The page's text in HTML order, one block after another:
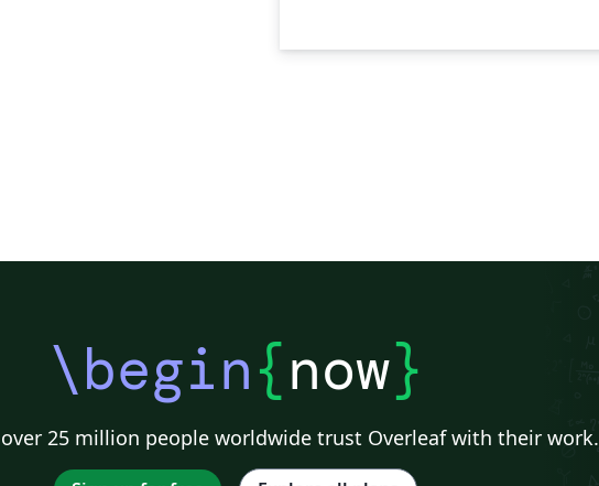
\begin{now}
25 million people worldwide trust Overleaf with their work.